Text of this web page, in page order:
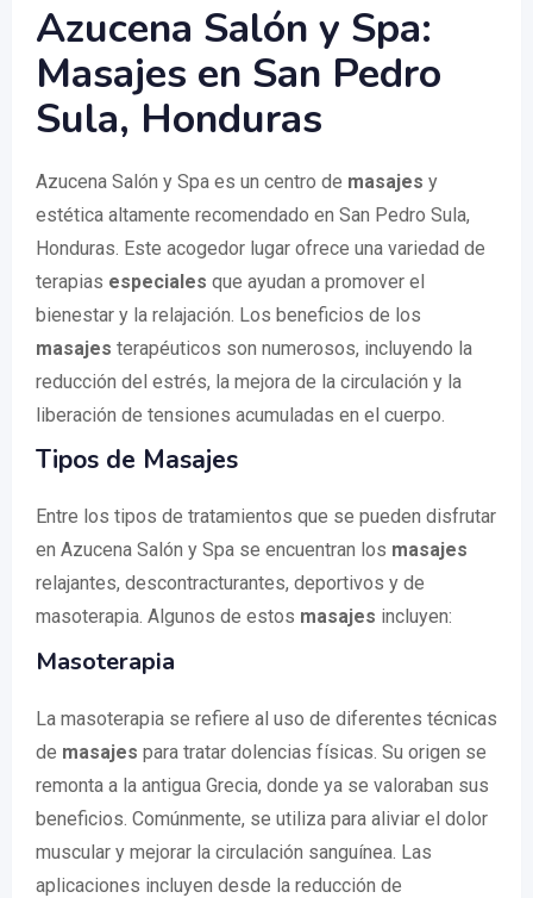
Azucena Salón y Spa:
Masajes en San Pedro
Sula, Honduras
Azucena Salón y Spa es un centro de masajes y
estética altamente recomendado en San Pedro Sula,
Honduras. Este acogedor lugar ofrece una variedad de
terapias especiales que ayudan a promover el
bienestar y la relajación. Los beneficios de los
masajes terapéuticos son numerosos, incluyendo la
reducción del estrés, la mejora de la circulación y la
liberación de tensiones acumuladas en el cuerpo.
Tipos de Masajes
Entre los tipos de tratamientos que se pueden disfrutar
en Azucena Salón y Spa se encuentran los masajes
relajantes, descontracturantes, deportivos y de
masoterapia. Algunos de estos masajes incluyen:
Masoterapia
La masoterapia se refiere al uso de diferentes técnicas
de masajes para tratar dolencias físicas. Su origen se
remonta a la antigua Grecia, donde ya se valoraban sus
beneficios. Comúnmente, se utiliza para aliviar el dolor
muscular y mejorar la circulación sanguínea. Las
aplicaciones incluyen desde la reducción de